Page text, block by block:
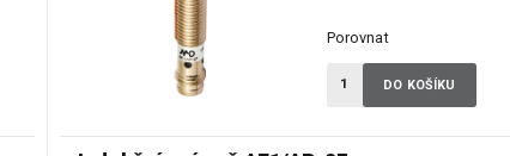
Porovnat
DO KOŠÍKU